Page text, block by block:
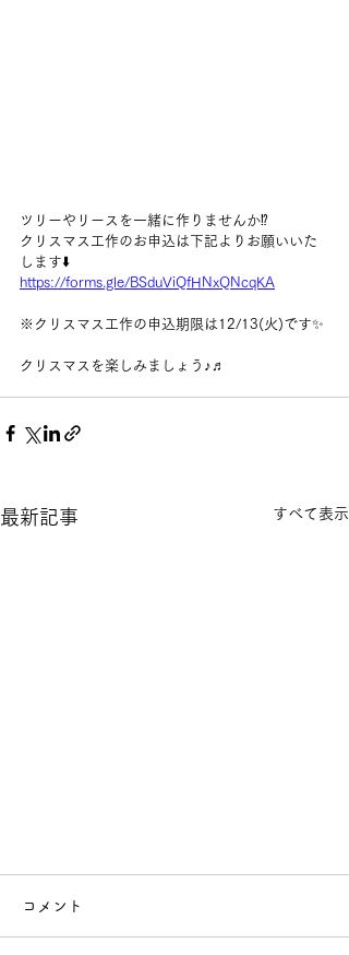
ツリーやリースを一緒に作りませんか⁉️
クリスマス工作のお申込は下記よりお願いいた
します⬇️
https://forms.gle/BSduViQfHNxQNcqKA
※クリスマス工作の申込期限は12/13(火)です✨
クリスマスを楽しみましょう♪♬
最新記事 すべて表示
コメント